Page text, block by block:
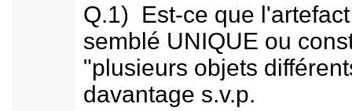
Q.1) Est-ce que
semblé UNIQUE ou
"plusieurs objets
davantage s.v.p.